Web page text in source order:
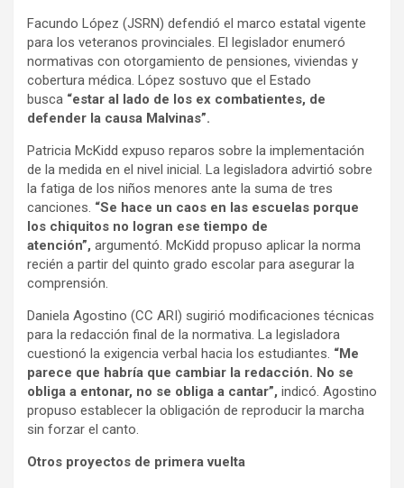
Facundo López (JSRN) defendió el marco estatal vigente
para los veteranos provinciales. El legislador enumeró
normativas con otorgamiento de pensiones, viviendas y
cobertura médica. López sostuvo que el Estado
busca “estar al lado de los ex combatientes, de
defender la causa Malvinas”.
Patricia McKidd expuso reparos sobre la implementación
de la medida en el nivel inicial. La legisladora advirtió sobre
la fatiga de los niños menores ante la suma de tres
canciones. “Se hace un caos en las escuelas porque
los chiquitos no logran ese tiempo de
atención”, argumentó. McKidd propuso aplicar la norma
recién a partir del quinto grado escolar para asegurar la
comprensión.
Daniela Agostino (CC ARI) sugirió modificaciones técnicas
para la redacción final de la normativa. La legisladora
cuestionó la exigencia verbal hacia los estudiantes. “Me
parece que habría que cambiar la redacción. No se
obliga a entonar, no se obliga a cantar”, indicó. Agostino
propuso establecer la obligación de reproducir la marcha
sin forzar el canto.
Otros proyectos de primera vuelta